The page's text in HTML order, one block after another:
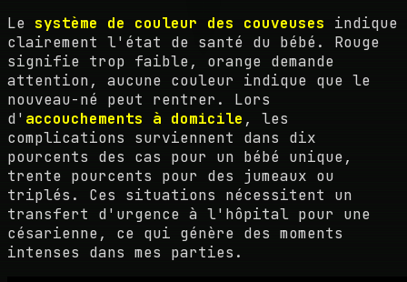
Le système de couleur des couveuses indique
clairement l'état de santé du bébé. Rouge
signifie trop faible, orange demande
attention, aucune couleur indique que le
nouveau-né peut rentrer. Lors
d' accouchements à domicile , les
complications surviennent dans dix
pourcents des cas pour un bébé unique,
trente pourcents pour des jumeaux ou
triplés. Ces situations nécessitent un
transfert d'urgence à l'hôpital pour une
césarienne, ce qui génère des moments
intenses dans mes parties.